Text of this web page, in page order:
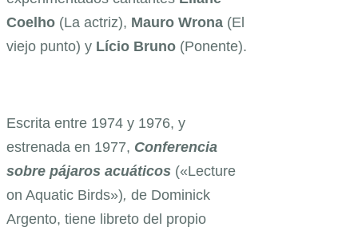
Coelho (La actriz), Mauro Wrona (El
viejo punto) y Lício Bruno (Ponente).
Escrita entre 1974 y 1976, y
estrenada en 1977, Conferencia
sobre pájaros acuáticos («Lecture
on Aquatic Birds»), de Dominick
Argento, tiene libreto del propio